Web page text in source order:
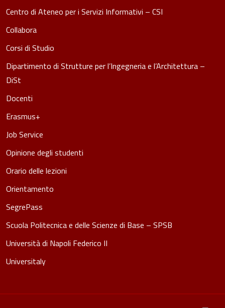
Centro di Ateneo per i Servizi Informativi – CSI
Collabora
Corsi di Studio
Dipartimento di Strutture per l’Ingegneria e l’Architettura –
DiSt
Docenti
Erasmus+
Job Service
Opinione degli studenti
Orario delle lezioni
Orientamento
SegrePass
Scuola Politecnica e delle Scienze di Base – SPSB
Università di Napoli Federico II
Universitaly